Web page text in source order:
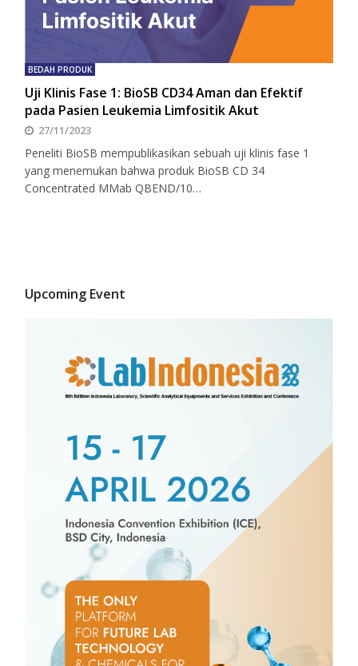
BEDAH PRODUK
Uji Klinis Fase 1: BioSB CD34 Aman dan Efektif
pada Pasien Leukemia Limfositik Akut
27/11/2023
Peneliti BioSB mempublikasikan sebuah uji klinis fase 1
yang menemukan bahwa produk BioSB CD 34
Concentrated MMab QBEND/10…
Upcoming Event